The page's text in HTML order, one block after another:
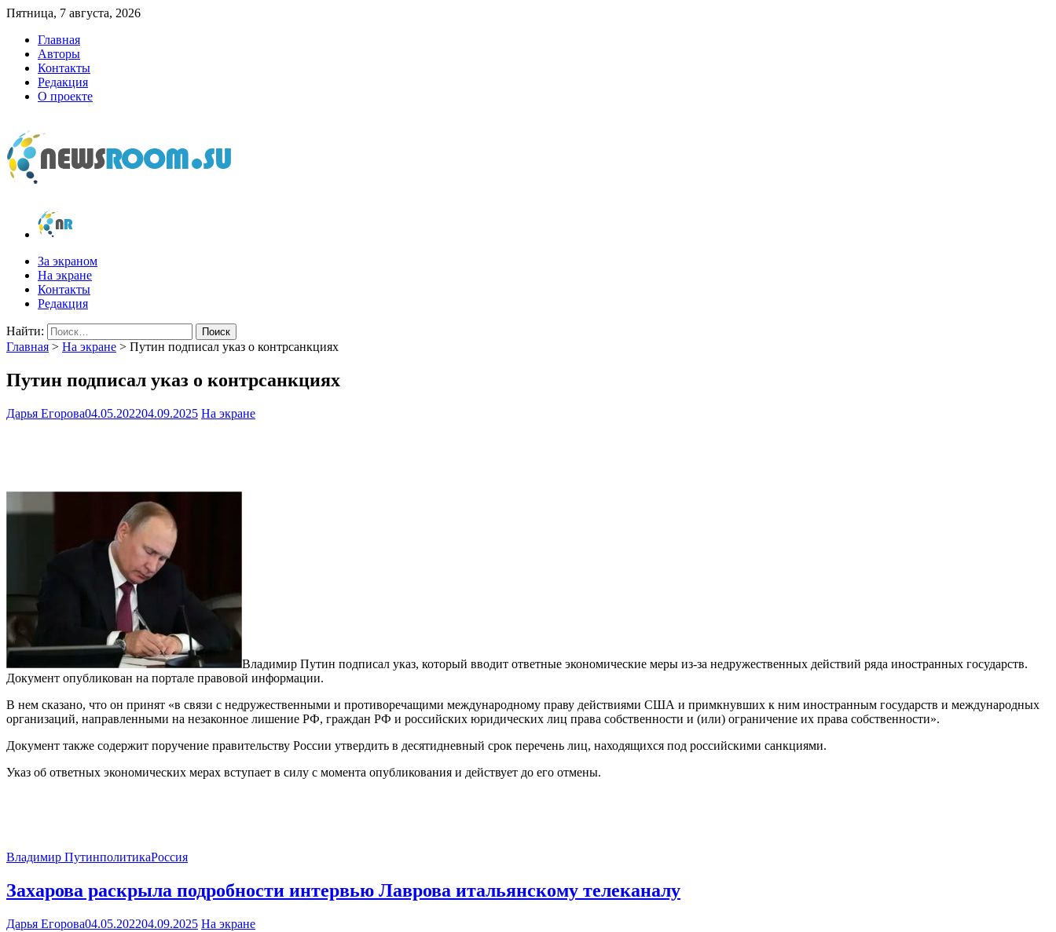
Пятница, 7 августа, 2026
Главная
Авторы
Контакты
Редакция
О проекте
newsroom.su
Новости о новостях
За экраном
На экране
Контакты
Редакция
Найти:
Главная > На экране > Путин подписал указ о контрсанкциях
Путин подписал указ о контрсанкциях
Дарья Егорова04.05.202204.09.2025 На экране
Владимир Путин подписал указ, который вводит ответные экономические меры из-за недружественных действий ряда иностранных государств.
Документ опубликован на портале правовой информации.
В нем сказано, что он принят «в связи с недружественными и противоречащими международному праву действиями США и примкнувших к ним иностранным государств и международных
организаций, направленными на незаконное лишение РФ, граждан РФ и российских юридических лиц права собственности и (или) ограничение их права собственности».
Документ также содержит поручение правительству России утвердить в десятидневный срок перечень лиц, находящихся под российскими санкциями.
Указ об ответных экономических мерах вступает в силу с момента опубликования и действует до его отмены.
Владимир ПутинполитикаРоссия
Захарова раскрыла подробности интервью Лаврова итальянскому телеканалу
Дарья Егорова04.05.202204.09.2025 На экране